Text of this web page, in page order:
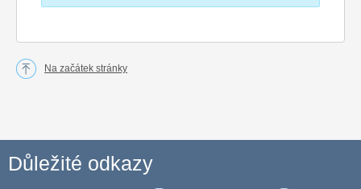
Na začátek stránky
Důležité odkazy